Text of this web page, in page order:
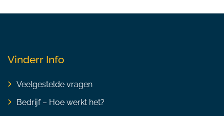
Vinderr Info
Veelgestelde vragen
Bedrijf – Hoe werkt het?